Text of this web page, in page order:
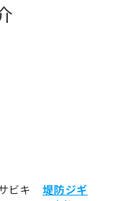
ビキ 堤防ジギ